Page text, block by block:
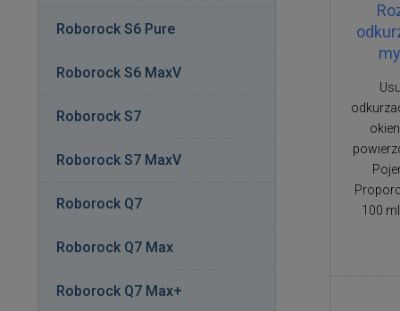
100
Roborock S6 Pure
Roborock S6 MaxV
Roborock S7
Roborock S7 MaxV
Roborock Q7
Roborock Q7 Max
Roborock Q7 Max+